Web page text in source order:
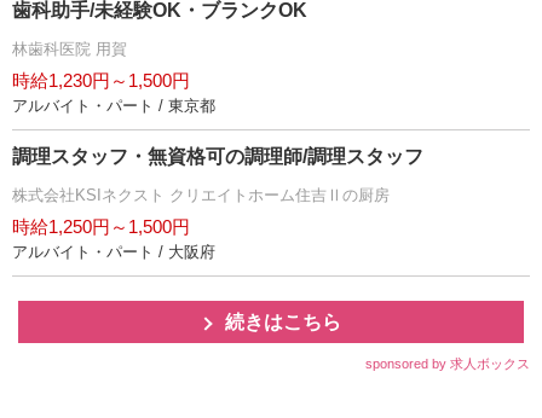
歯科助手/未経験OK・ブランクOK
林歯科医院 用賀
時給1,230円～1,500円
アルバイト・パート / 東京都
調理スタッフ・無資格可の調理師/調理スタッフ
株式会社KSIネクスト クリエイトホーム住吉Ⅱの厨房
時給1,250円～1,500円
アルバイト・パート / 大阪府
続きはこちら
sponsored by 求人ボックス